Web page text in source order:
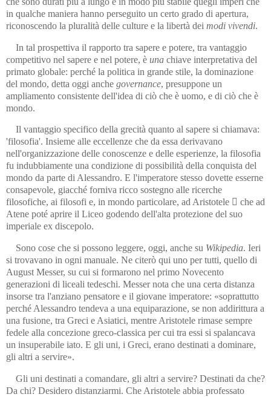
in qualche maniera hanno perseguito un certo grado di apertura,
riconoscendo la pluralità delle culture e la libertà dei modi vivendi.
In tal prospettiva il rapporto tra sapere e potere, tra vantaggio
competitivo nel sapere e nel potere, è una chiave interpretativa del
primato globale: perché la politica in grande stile, la dominazione
del mondo, detta oggi anche governance, presuppone un
ampliamento consistente dell'idea di ciò che è uomo, e di ciò che è
mondo.
Il vantaggio specifico della grecità quanto al sapere si chiamava:
'filosofia'. Insieme alle eccellenze che da essa derivavano
nell'organizzazione delle conoscenze e delle esperienze, la filosofia
fu indubbiamente una condizione di possibilità della conquista del
mondo da parte di Alessandro. E l'imperatore stesso dovette esserne
consapevole, giacché forniva ricco sostegno alle ricerche
filosofiche, ai filosofi e, in mondo particolare, ad Aristotele  che ad
Atene poté aprire il Liceo godendo dell'alta protezione del suo
imperiale ex discepolo.
Sono cose che si possono leggere, oggi, anche su Wikipedia. Ieri
si trovavano in ogni manuale. Ne citerò qui uno per tutti, quello di
August Messer, su cui si formarono nel primo Novecento
generazioni di liceali tedeschi. Messer nota che una certa distanza
insorse tra l'anziano pensatore e il giovane imperatore: «soprattutto
perché Alessandro tendeva a una equiparazione, se non addirittura a
una fusione, tra Greci e Asiatici, mentre Aristotele rimase sempre
fedele alla concezione greco‑classica per cui tra essi si spalancava
un insuperabile iato. E gli uni, i Greci, erano destinati a dominare,
gli altri a servire».
Gli uni destinati a comandare, gli altri a servire? Destinati da che?
Da chi? Desidero distanziarmi. Che Aristotele abbia professato